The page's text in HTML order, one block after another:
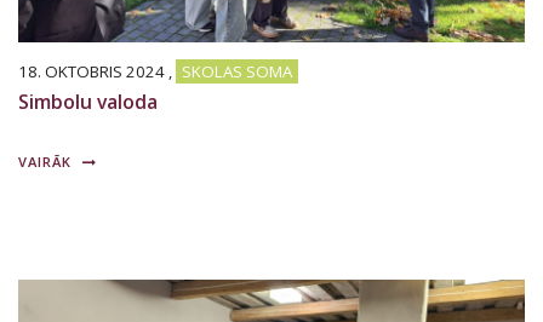
18. OKTOBRIS 2024 SKOLAS SOMA
Simbolu valoda
VAIRĀK